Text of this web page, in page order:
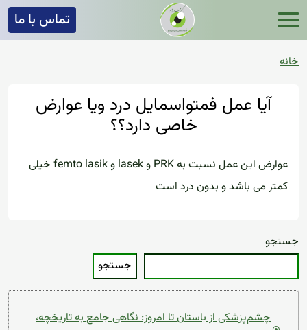
تماس با ما
خانه
آیا عمل فمتواسمایل درد ویا عوارض
خاصی دارد؟؟
عوارض این عمل نسبت به PRK و lasek و femto lasik خیلی
کمتر می باشد و بدون درد است
جستجو
جستجو
چشم‌پزشکی از باستان تا امروز: نگاهی جامع به تاریخچه،